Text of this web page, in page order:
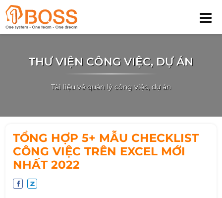
THƯ VIỆN CÔNG VIỆC, DỰ ÁN
Tài liệu về quản lý công việc, dự án
TỔNG HỢP 5+ MẪU CHECKLIST
CÔNG VIỆC TRÊN EXCEL MỚI
NHẤT 2022